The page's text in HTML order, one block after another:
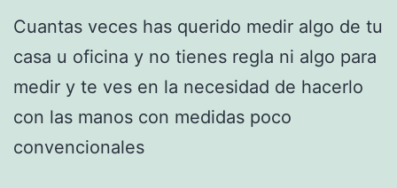
Cuantas veces has querido medir algo de tu
casa u oficina y no tienes regla ni algo para
medir y te ves en la necesidad de hacerlo
con las manos con medidas poco
convencionales